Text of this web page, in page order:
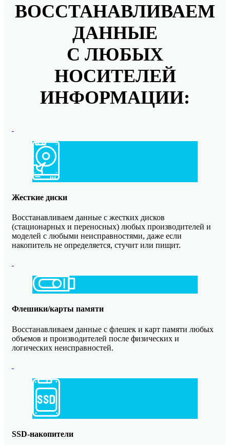
ВОССТАНАВЛИВАЕМ
ДАННЫЕ
С ЛЮБЫХ
НОСИТЕЛЕЙ
ИНФОРМАЦИИ:
Жесткие диски
Восстанавливаем данные с жестких дисков
(стационарных и переносных) любых производителей и
моделей с любыми неисправностями, даже если
накопитель не определяется, стучит или пищит.
Флешики/карты памяти
Восстанавливаем данные с флешек и карт памяти любых
объемов и производителей после физических и
логических неисправностей.
SSD-накопители